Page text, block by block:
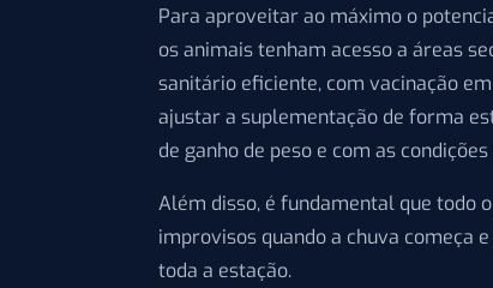
Para aproveitar ao máximo o
os animais tenham acesso a áreas
sanitário eficiente, com vacinação
ajustar a suplementação de forma
de ganho de peso e com as
Além disso, é fundamental que todo
improvisos quando a chuva começa
toda a estação.